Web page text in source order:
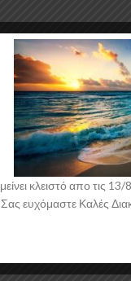
κλειστό απο τις 13/
Σας ευχόμαστε Καλές